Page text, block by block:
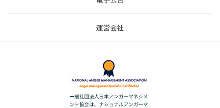
運営会社